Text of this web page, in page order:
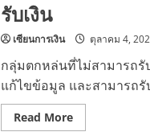
รีบ
ทำ
บัตร
ใน
10
ต.ค.
67
รับเงิน
เซียนการเงิน ตุลาคม 4,
กลุ่มตกหล่นที่ไม่สามารถรั
แก้ไขข้อมูล และสามารถรั
Read MoreRead
more